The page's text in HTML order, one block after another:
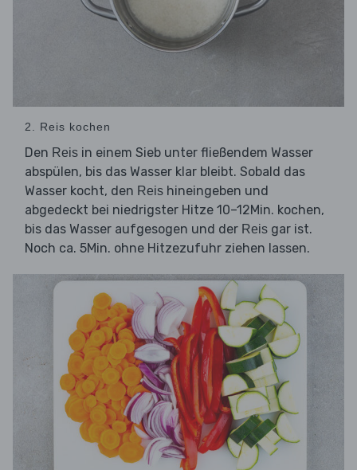
2. Reis kochen
Den Reis in einem Sieb unter fließendem Wasser
abspülen, bis das Wasser klar bleibt. Sobald das
Wasser kocht, den Reis hineingeben und
abgedeckt bei niedrigster Hitze 10–12Min. kochen,
bis das Wasser aufgesogen und der Reis gar ist.
Noch ca. 5Min. ohne Hitzezufuhr ziehen lassen.